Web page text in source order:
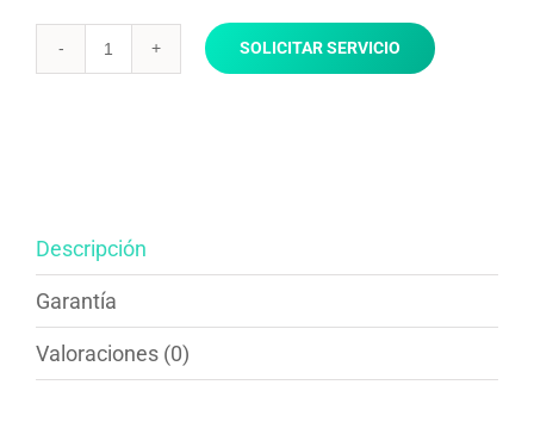
Maestro
SOLICITAR SERVICIO
Descripción
Garantía
Valoraciones (0)